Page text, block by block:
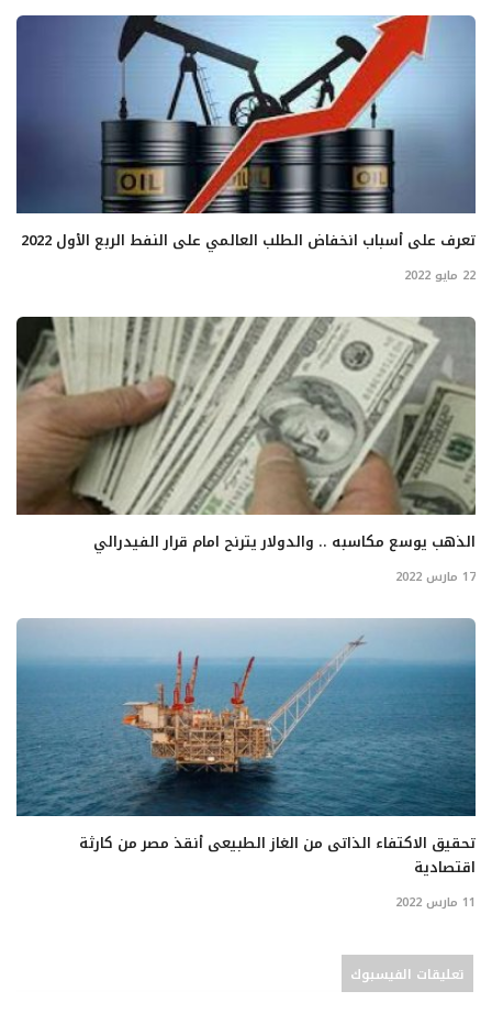
تعرف على أسباب انخفاض الطلب العالمي على النفط الربع الأول 2022
22 مايو 2022
الذهب يوسع مكاسبه .. والدولار يترنح امام قرار الفيدرالي
17 مارس 2022
تحقيق الاكتفاء الذاتى من الغاز الطبيعى أنقذ مصر من كارثة
اقتصادية
11 مارس 2022
تعليقات الفيسبوك